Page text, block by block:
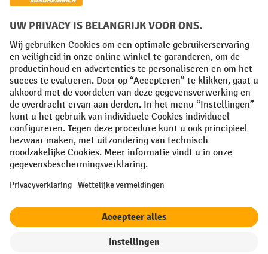
Algemene leveringsvoorwaarden Copyright
Privacyverklaring Privacy Instellingen
All prices excl. VAT plusshipping costs and possible delivery charges,
if not stated otherwise.
¹ De korting is geldig zolang de voorraad strekt. De korting is niet van
toepassing op speciale prijzen. Een combinatie met andere
procentuele kortingen of vouchers is niet mogelijk. | ² De korting
nieuwsbrief. De voucher is 10 dagen geldig en kan online worden
korting varieert per productcategorie en is maximaal 10%. Elektrische
pallettrucks, elektrische stapelaars, elektrische heftrucks en
worden gecombineerd met andere kortingspercentages of vouchers.